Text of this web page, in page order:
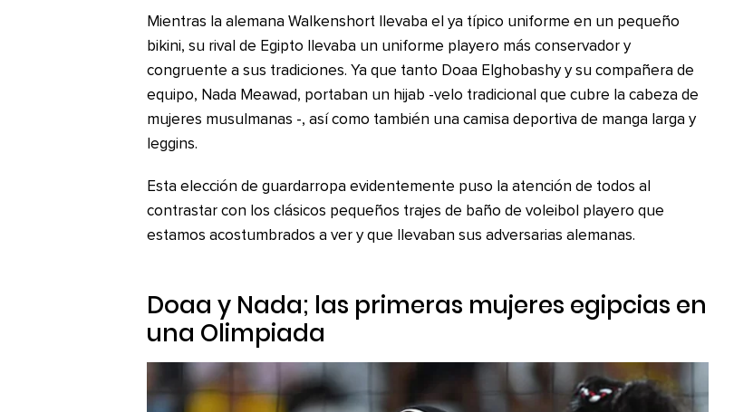
Mientras la alemana Walkenshort llevaba el ya típico uniforme en un pequeño
bikini, su rival de Egipto llevaba un uniforme playero más conservador y
congruente a sus tradiciones. Ya que tanto Doaa Elghobashy y su compañera de
equipo, Nada Meawad, portaban un hijab -velo tradicional que cubre la cabeza de
mujeres musulmanas -, así como también una camisa deportiva de manga larga y
leggins.
Esta elección de guardarropa evidentemente puso la atención de todos al
contrastar con los clásicos pequeños trajes de baño de voleibol playero que
estamos acostumbrados a ver y que llevaban sus adversarias alemanas.
Doaa y Nada; las primeras mujeres egipcias en
una Olimpiada